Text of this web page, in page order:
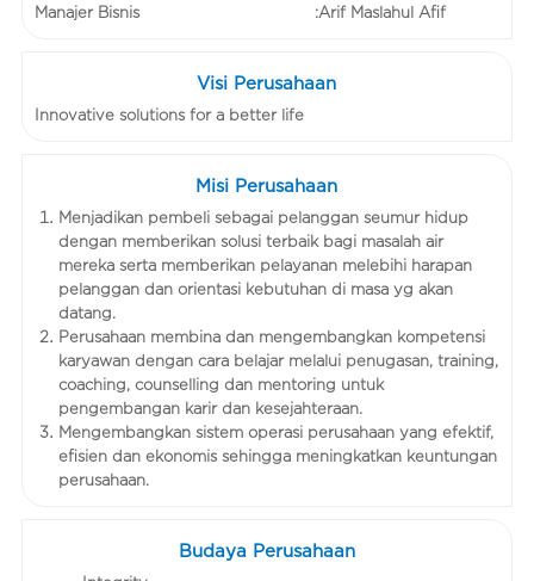
Manajer Bisnis
:Arif Maslahul Afif
Visi Perusahaan
Innovative solutions for a better life
Misi Perusahaan
Menjadikan pembeli sebagai pelanggan seumur hidup
dengan memberikan solusi terbaik bagi masalah air
mereka serta memberikan pelayanan melebihi harapan
pelanggan dan orientasi kebutuhan di masa yg akan
datang.
Perusahaan membina dan mengembangkan kompetensi
karyawan dengan cara belajar melalui penugasan, training,
coaching, counselling dan mentoring untuk
pengembangan karir dan kesejahteraan.
Mengembangkan sistem operasi perusahaan yang efektif,
efisien dan ekonomis sehingga meningkatkan keuntungan
perusahaan.
Budaya Perusahaan